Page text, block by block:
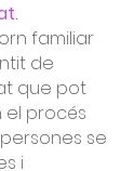
familiar
de
que pot
procés
se
i